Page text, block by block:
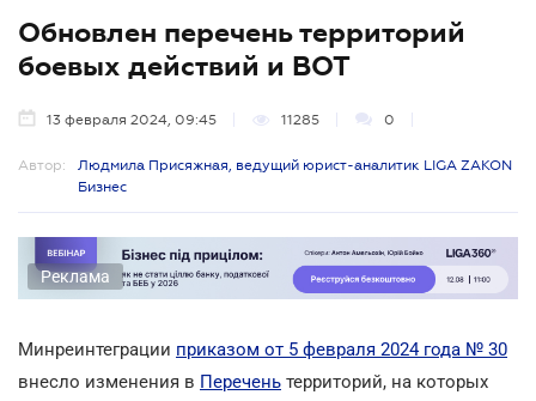
Обновлен перечень территорий
боевых действий и ВОТ
13 февраля 2024, 09:45 11285 0
Автор:
Людмила Присяжная, ведущий юрист-аналитик LIGA ZAKON
Бизнес
Реклама
Минреинтеграции приказом от 5 февраля 2024 года № 30
внесло изменения в Перечень территорий, на которых